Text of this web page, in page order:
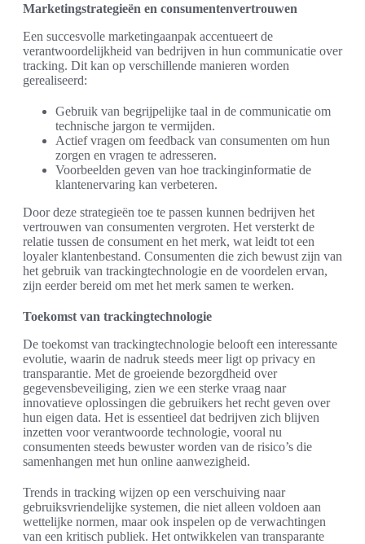
Marketingstrategieën en consumentenvertrouwen
Een succesvolle marketingaanpak accentueert de
verantwoordelijkheid van bedrijven in hun communicatie over
tracking. Dit kan op verschillende manieren worden
gerealiseerd:
Gebruik van begrijpelijke taal in de communicatie om
technische jargon te vermijden.
Actief vragen om feedback van consumenten om hun
zorgen en vragen te adresseren.
Voorbeelden geven van hoe trackinginformatie de
klantenervaring kan verbeteren.
Door deze strategieën toe te passen kunnen bedrijven het
vertrouwen van consumenten vergroten. Het versterkt de
relatie tussen de consument en het merk, wat leidt tot een
loyaler klantenbestand. Consumenten die zich bewust zijn van
het gebruik van trackingtechnologie en de voordelen ervan,
zijn eerder bereid om met het merk samen te werken.
Toekomst van trackingtechnologie
De toekomst van trackingtechnologie belooft een interessante
evolutie, waarin de nadruk steeds meer ligt op privacy en
transparantie. Met de groeiende bezorgdheid over
gegevensbeveiliging, zien we een sterke vraag naar
innovatieve oplossingen die gebruikers het recht geven over
hun eigen data. Het is essentieel dat bedrijven zich blijven
inzetten voor verantwoorde technologie, vooral nu
consumenten steeds bewuster worden van de risico’s die
samenhangen met hun online aanwezigheid.
Trends in tracking wijzen op een verschuiving naar
gebruiksvriendelijke systemen, die niet alleen voldoen aan
wettelijke normen, maar ook inspelen op de verwachtingen
van een kritisch publiek. Het ontwikkelen van transparante